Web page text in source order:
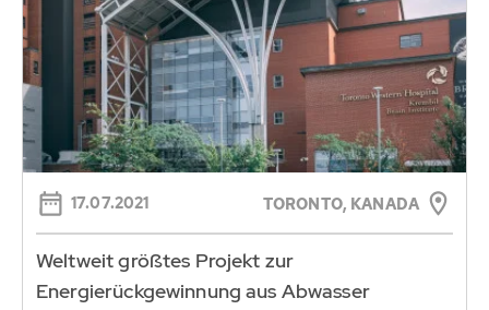
17.07.2021 TORONTO, KANADA
Weltweit größtes Projekt zur
Energierückgewinnung aus Abwasser